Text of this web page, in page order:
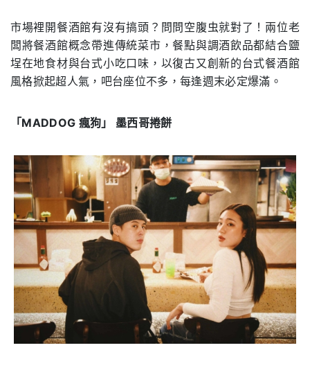
市場裡開餐酒館有沒有搞頭？問問空腹虫就對了！兩位老
闆將餐酒館概念帶進傳統菜市，餐點與調酒飲品都結合鹽
埕在地食材與台式小吃口味，以復古又創新的台式餐酒館
風格掀起超人氣，吧台座位不多，每逢週末必定爆滿。
「MADDOG 瘋狗」 墨西哥捲餅